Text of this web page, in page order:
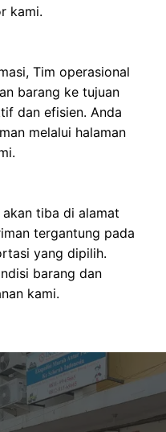
kami.
Tim operasional
barang ke tujuan
dan efisien. Anda
melalui halaman
tiba di alamat
tergantung pada
yang dipilih.
barang dan
kami.